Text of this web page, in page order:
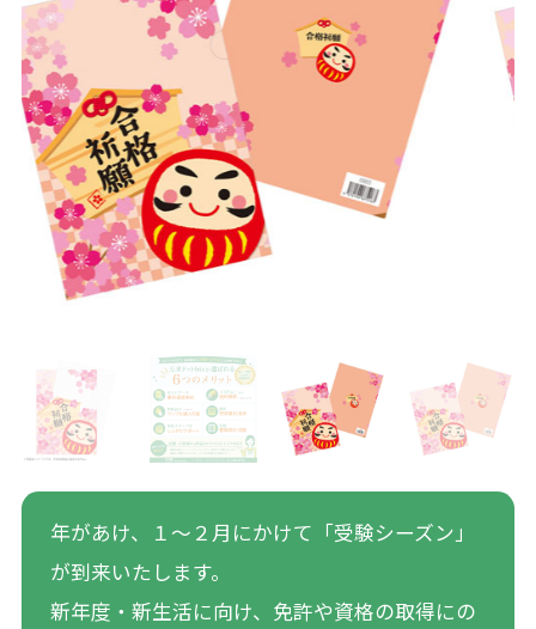
年があけ、１～２月にかけて「受験シーズン」
が到来いたします。
新年度・新生活に向け、免許や資格の取得にの